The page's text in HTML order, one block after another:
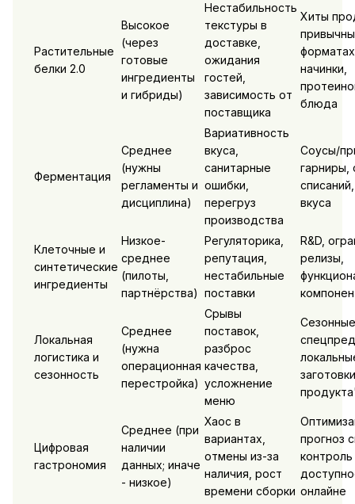
Растительные
белки 2.0
Высокое
(через
готовые
ингредиенты
и гибриды)
Нестабильность
текстуры в
доставке,
ожидания
гостей,
зависимость от
поставщика
Хиты
начинки,
блюда
Ферментация
Среднее
(нужны
регламенты и
дисциплина)
Вариативность
вкуса,
санитарные
ошибки,
перегруз
производства
Соусы/
гарниры,
вкуса
Клеточные и
синтетические
ингредиенты
Низкое-
среднее
(пилоты,
партнёрства)
Регуляторика,
репутация,
нестабильные
поставки
R&D,
релизы,
Локальная
логистика и
сезонность
Среднее
(нужна
операционная
перестройка)
Срывы
поставок,
разброс
качества,
усложнение
меню
Сезонные
Цифровая
гастрономия
Среднее (при
наличии
данных; иначе
- низкое)
Хаос в
вариантах,
отмены из-за
наличия, рост
времени сборки
прогноз
контроль
онлайне